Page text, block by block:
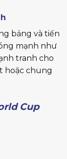
bảng và tiến
mạnh như
tranh cho
hoặc chung
Cup